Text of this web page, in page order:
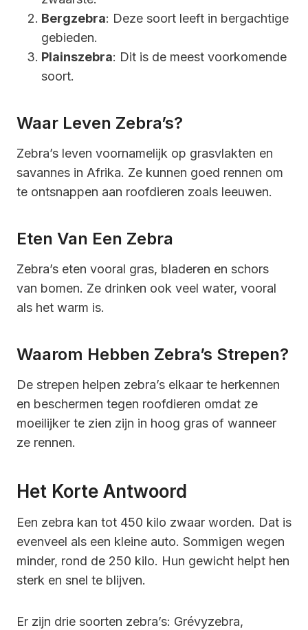
Bergzebra: Deze soort leeft in bergachtige
gebieden.
Plainszebra: Dit is de meest voorkomende
soort.
Waar Leven Zebra’s?
Zebra’s leven voornamelijk op grasvlakten en
savannes in Afrika. Ze kunnen goed rennen om
te ontsnappen aan roofdieren zoals leeuwen.
Eten Van Een Zebra
Zebra’s eten vooral gras, bladeren en schors
van bomen. Ze drinken ook veel water, vooral
als het warm is.
Waarom Hebben Zebra’s Strepen?
De strepen helpen zebra’s elkaar te herkennen
en beschermen tegen roofdieren omdat ze
moeilijker te zien zijn in hoog gras of wanneer
ze rennen.
Het Korte Antwoord
Een zebra kan tot 450 kilo zwaar worden. Dat is
evenveel als een kleine auto. Sommigen wegen
minder, rond de 250 kilo. Hun gewicht helpt hen
sterk en snel te blijven.
Er zijn drie soorten zebra’s: Grévyzebra,